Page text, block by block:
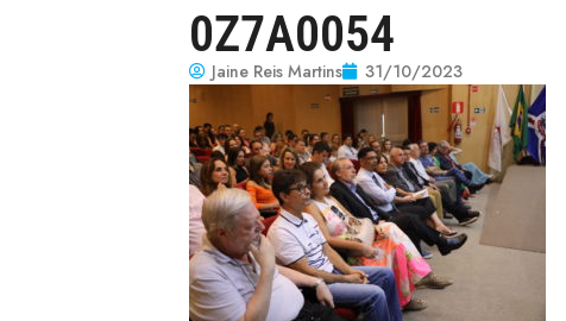
0Z7A0054
Jaine Reis Martins 31/10/2023